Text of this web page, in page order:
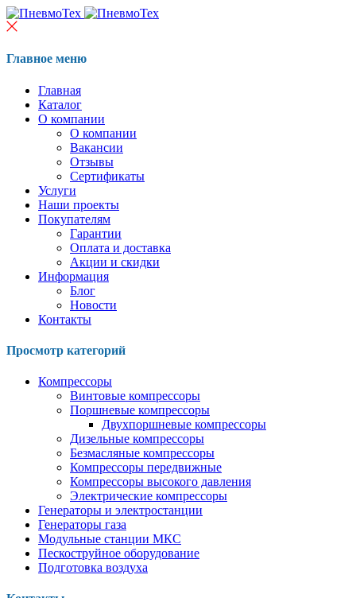
Главное меню
Главная
Каталог
О компании
О компании
Вакансии
Отзывы
Сертификаты
Услуги
Наши проекты
Покупателям
Гарантии
Оплата и доставка
Акции и скидки
Информация
Блог
Новости
Контакты
Просмотр категорий
Компрессоры
Винтовые компрессоры
Поршневые компрессоры
Двухпоршневые компрессоры
Дизельные компрессоры
Безмасляные компрессоры
Компрессоры передвижные
Компрессоры высокого давления
Электрические компрессоры
Генераторы и электростанции
Генераторы газа
Модульные станции МКС
Пескоструйное оборудование
Подготовка воздуха